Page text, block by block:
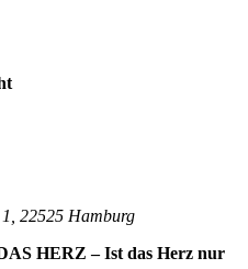
22525 Hamburg
HERZ – Ist das Herz nur